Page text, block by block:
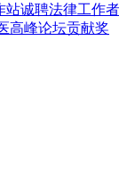
站诚聘法律工作者
高峰论坛贡献奖